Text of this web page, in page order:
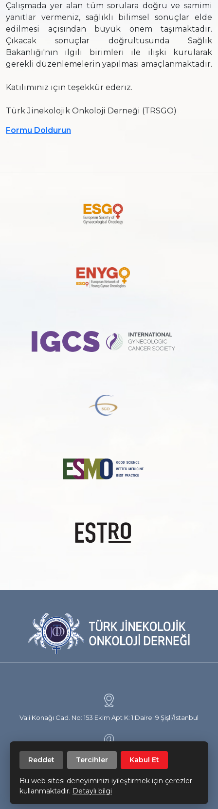
Çalışmada yer alan tüm sorulara doğru ve samimi
yanıtlar vermeniz, sağlıklı bilimsel sonuçlar elde
edilmesi açısından büyük önem taşımaktadır.
Çıkacak sonuçlar doğrultusunda Sağlık
Bakanlığı'nın ilgili birimleri ile ilişki kurularak
gerekli düzenlemelerin yapılması amaçlanmaktadır.
Katılımınız için teşekkür ederiz.
Türk Jinekolojik Onkoloji Derneği (TRSGO)
Formu Doldurun
Vali Konağı Cad. No: 153 Ekim Apt K: 1 Daire: 9 Şişli/İstanbul
info@trsgo.org
Bizi takip edin!
Reddet Tercihler Kabul Et
Bu web sitesi deneyiminizi iyileştirmek için çerezler
kullanmaktadır. Detaylı bilgi